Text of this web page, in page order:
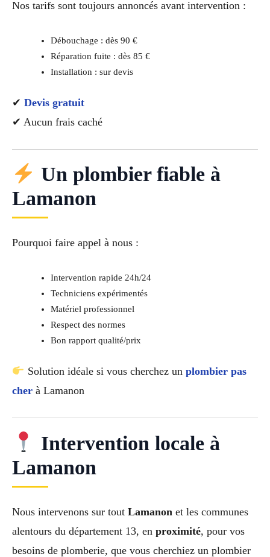
Nos tarifs sont toujours annoncés avant intervention :
Débouchage : dès 90 €
Réparation fuite : dès 85 €
Installation : sur devis
✔ Devis gratuit
✔ Aucun frais caché
Un plombier fiable à
Lamanon
Pourquoi faire appel à nous :
Intervention rapide 24h/24
Techniciens expérimentés
Matériel professionnel
Respect des normes
Bon rapport qualité/prix
Solution idéale si vous cherchez un plombier pas
cher à Lamanon
Intervention locale à
Lamanon
Nous intervenons sur tout Lamanon et les communes
alentours du département 13, en proximité, pour vos
besoins de plomberie, que vous cherchiez un plombier